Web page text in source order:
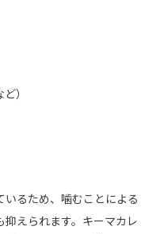
）
るため、噛むことによる
えられます。キーマカレ